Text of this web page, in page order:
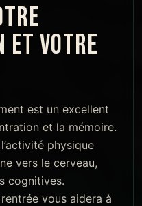
ET VOTRE
est un excellent
et la mémoire.
physique
vers le cerveau,
cognitives.
vous aidera à